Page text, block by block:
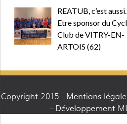
REATUB, c’est aussi…
Etre sponsor du
Club de VITRY-EN-
ARTOIS (62)
Copyright 2015 - Mentions
- Développement